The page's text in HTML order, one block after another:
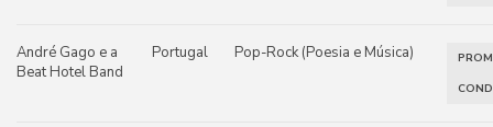
André Gago e a
Beat Hotel Band
Portugal Pop-Rock (Poesia e Música)